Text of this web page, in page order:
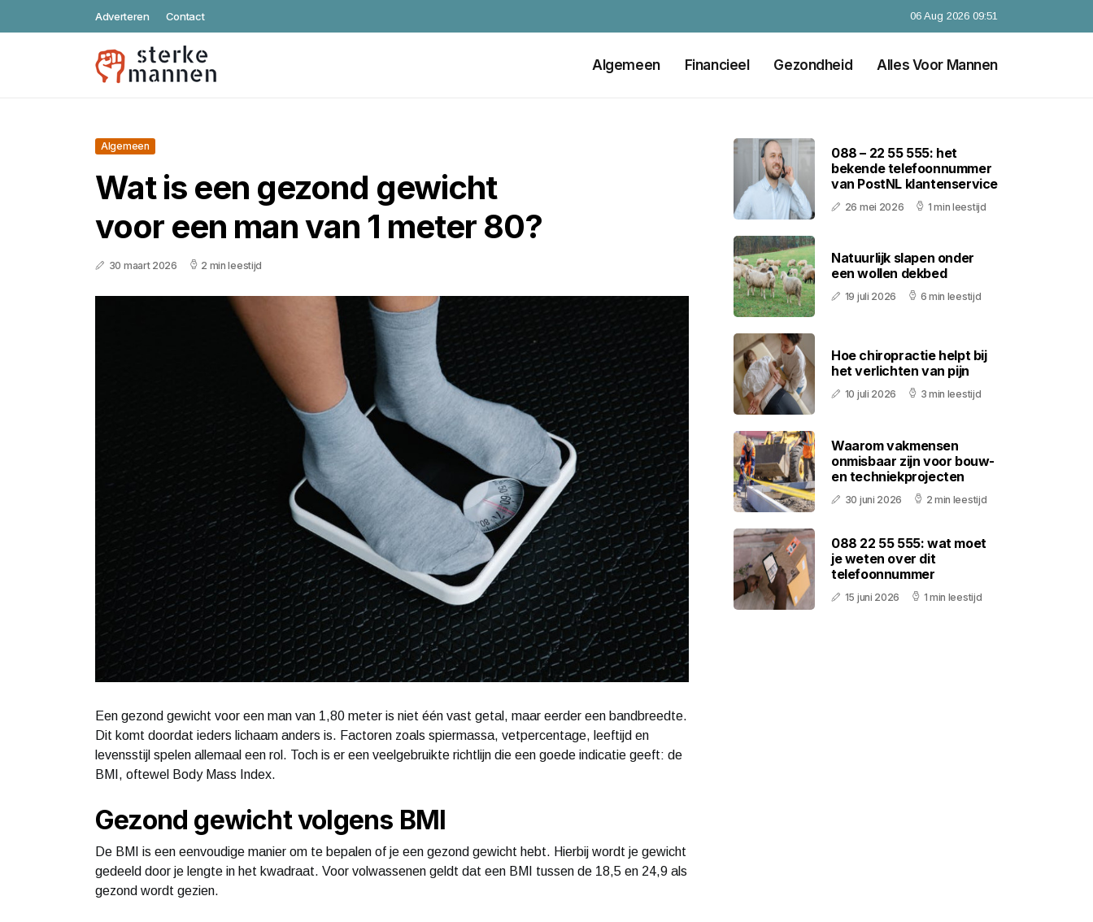
Adverteren Contact 06 Aug 2026 09:51
Algemeen Financieel Gezondheid Alles Voor Mannen
Algemeen
Wat is een gezond gewicht
voor een man van 1 meter 80?
30 maart 2026 2 min leestijd
Een gezond gewicht voor een man van 1,80 meter is niet één vast getal, maar eerder een bandbreedte.
Dit komt doordat ieders lichaam anders is. Factoren zoals spiermassa, vetpercentage, leeftijd en
levensstijl spelen allemaal een rol. Toch is er een veelgebruikte richtlijn die een goede indicatie geeft: de
BMI, oftewel Body Mass Index.
Gezond gewicht volgens BMI
De BMI is een eenvoudige manier om te bepalen of je een gezond gewicht hebt. Hierbij wordt je gewicht
gedeeld door je lengte in het kwadraat. Voor volwassenen geldt dat een BMI tussen de 18,5 en 24,9 als
gezond wordt gezien.
088 – 22 55 555: het
bekende telefoonnummer
van PostNL klantenservice
26 mei 2026 1 min leestijd
Natuurlijk slapen onder
een wollen dekbed
19 juli 2026 6 min leestijd
Hoe chiropractie helpt bij
het verlichten van pijn
10 juli 2026 3 min leestijd
Waarom vakmensen
onmisbaar zijn voor bouw-
en techniekprojecten
30 juni 2026 2 min leestijd
088 22 55 555: wat moet
je weten over dit
telefoonnummer
15 juni 2026 1 min leestijd